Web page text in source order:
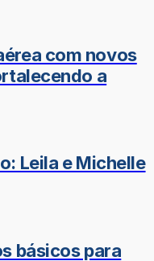
com novos
a
Leila e Michelle
básicos para